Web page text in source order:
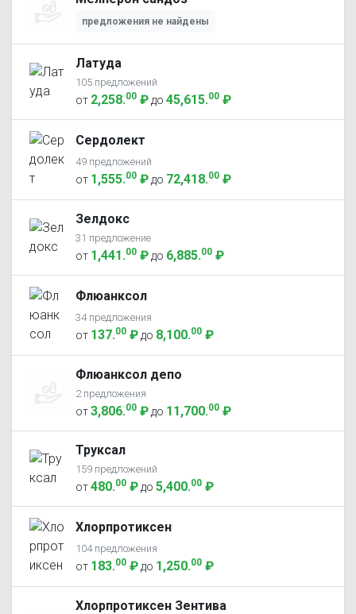
предложения не найдены
Латуда
105 предложений
от 2,258.00 ₽ до 45,615.00 ₽
Сердолект
49 предложений
от 1,555.00 ₽ до 72,418.00 ₽
Зелдокс
31 предложение
от 1,441.00 ₽ до 6,885.00 ₽
Флюанксол
34 предложения
от 137.00 ₽ до 8,100.00 ₽
Флюанксол депо
2 предложения
от3,806.00 ₽ до 11,700.00 ₽
Труксал
159 предложений
от480.00 ₽ до 5,400.00 ₽
Хлорпротиксен
104 предложения
от 183.00 ₽ до 1,250.00 ₽
Хлорпротиксен Зентива